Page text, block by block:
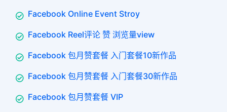
Facebook Online Event Stroy
Facebook Reel评论 赞 浏览量view
Facebook 包月赞套餐 入门套餐10新作品
Facebook 包月赞套餐 入门套餐30新作品
Facebook 包月赞套餐 VIP